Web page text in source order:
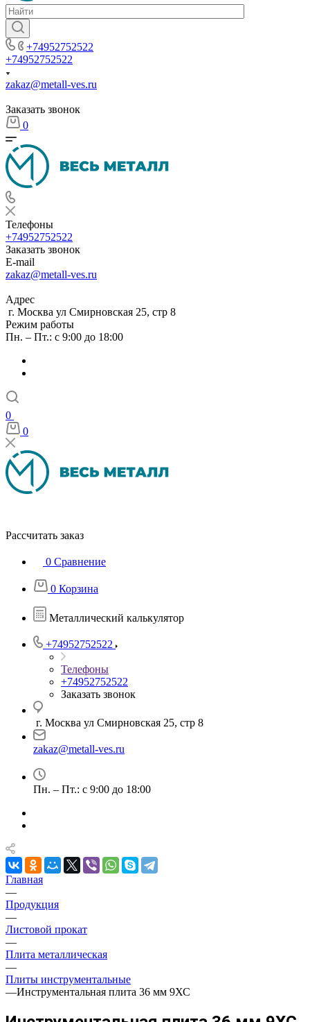
+74952752522
+74952752522
zakaz@metall-ves.ru
Заказать звонок
0
Телефоны
+74952752522
Заказать звонок
E-mail
zakaz@metall-ves.ru
Адрес
г. Москва ул Смирновская 25, стр 8
Режим работы
Пн. – Пт.: с 9:00 до 18:00
0
0
Рассчитать заказ
0 Сравнение
0 Корзина
Металлический калькулятор
+74952752522
Телефоны
+74952752522
Заказать звонок
г. Москва ул Смирновская 25, стр 8
zakaz@metall-ves.ru
Пн. – Пт.: с 9:00 до 18:00
Главная
—
Продукция
—
Листовой прокат
—
Плита металлическая
—
Плиты инструментальные
—Инструментальная плита 36 мм 9ХС